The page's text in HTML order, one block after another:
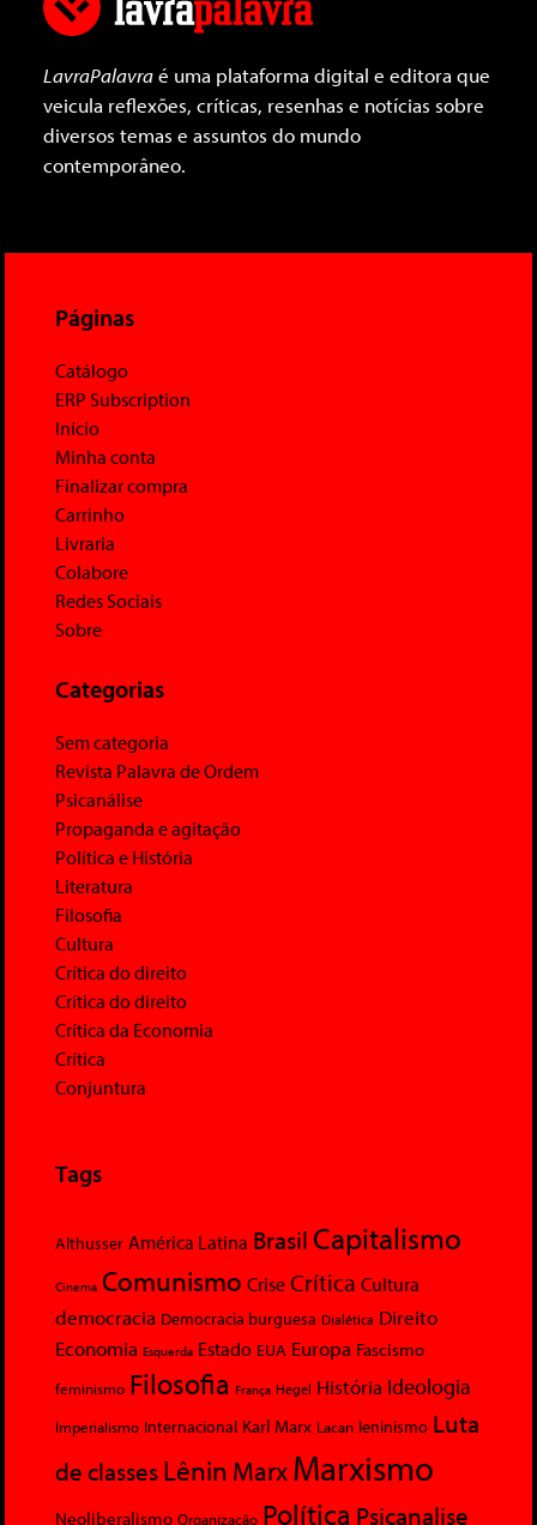
LavraPalavraé uma plataforma digital e editora que
veicula reflexões, críticas, resenhas e notícias sobre
diversos temas e assuntos do mundo
contemporâneo.
Páginas
Catálogo
ERP Subscription
Início
Minha conta
Finalizar compra
Carrinho
Livraria
Colabore
Redes Sociais
Sobre
Categorias
Sem categoria
Revista Palavra de Ordem
Psicanálise
Propaganda e agitação
Política e História
Literatura
Filosofia
Cultura
Crítica do direito
Crítica do direito
Crítica da Economia
Crítica
Conjuntura
Tags
Althusser América Latina Brasil Capitalismo
Cinema Comunismo Crise Crítica Cultura
democracia Democracia burguesa Dialética Direito
Economia Esquerda Estado EUA Europa Fascismo
feminismo Filosofia França Hegel História Ideologia
Imperialismo Internacional Karl Marx Lacan leninismo Luta
de classesLênin MarxMarxismo
Neoliberalismo Organização Política Psicanalise